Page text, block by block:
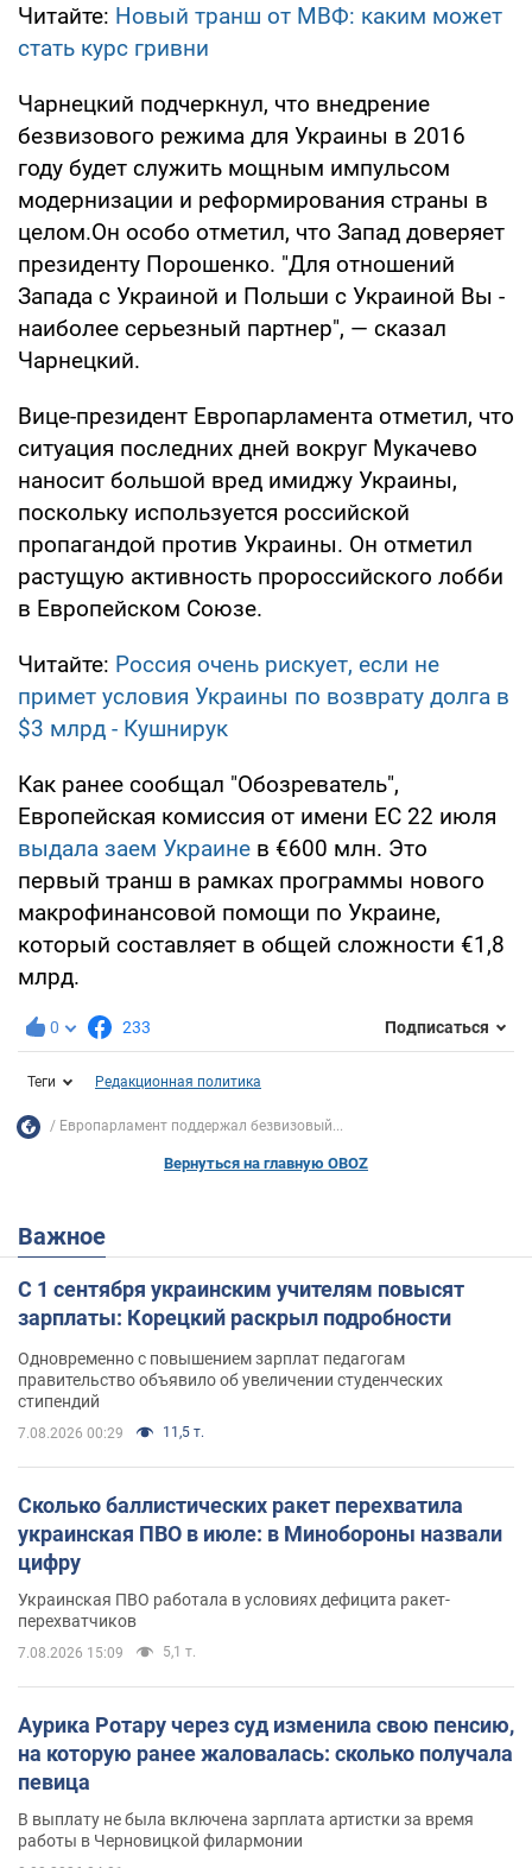
Читайте: Новый транш от МВФ: каким может
стать курс гривни
Чарнецкий подчеркнул, что внедрение
безвизового режима для Украины в 2016
году будет служить мощным импульсом
модернизации и реформирования страны в
целом.Он особо отметил, что Запад доверяет
президенту Порошенко. "Для отношений
Запада с Украиной и Польши с Украиной Вы -
наиболее серьезный партнер", — сказал
Чарнецкий.
Вице-президент Европарламента отметил, что
ситуация последних дней вокруг Мукачево
наносит большой вред имиджу Украины,
поскольку используется российской
пропагандой против Украины. Он отметил
растущую активность пророссийского лобби
в Европейском Союзе.
Читайте: Россия очень рискует, если не
примет условия Украины по возврату долга в
$3 млрд - Кушнирук
Как ранее сообщал "Обозреватель",
Европейская комиссия от имени ЕС 22 июля
выдала заем Украине в €600 млн. Это
первый транш в рамках программы нового
макрофинансовой помощи по Украине,
который составляет в общей сложности €1,8
млрд.
0 233 Подписаться
Теги Редакционная политика
Европарламент поддержал безвизовый...
Вернуться на главную OBOZ
Важное
С 1 сентября украинским учителям повысят
зарплаты: Корецкий раскрыл подробности
Одновременно с повышением зарплат педагогам
правительство объявило об увеличении студенческих
стипендий
7.08.2026 00:29 11,5 т.
Сколько баллистических ракет перехватила
украинская ПВО в июле: в Минобороны назвали
цифру
Украинская ПВО работала в условиях дефицита ракет-
перехватчиков
7.08.2026 15:09 5,1 т.
Аурика Ротару через суд изменила свою пенсию,
на которую ранее жаловалась: сколько получала
певица
В выплату не была включена зарплата артистки за время
работы в Черновицкой филармонии